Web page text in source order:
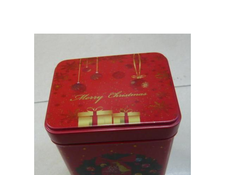
Metalinė muzikinė dėžutė